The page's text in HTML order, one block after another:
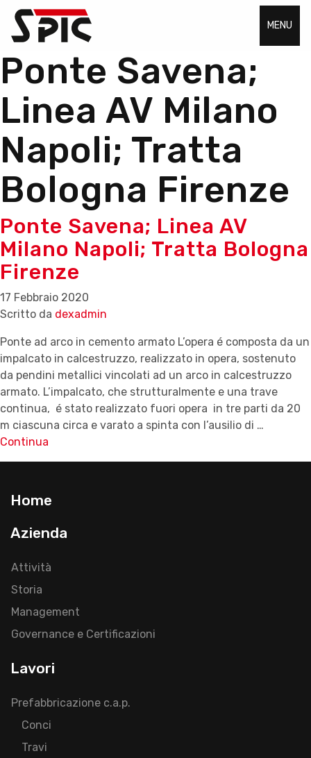
MENU
Ponte Savena;
Linea AV Milano
Napoli; Tratta
Bologna Firenze
Ponte Savena; Linea AV
Milano Napoli; Tratta Bologna
Firenze
17 Febbraio 2020
Scritto da dexadmin
Ponte ad arco in cemento armato L’opera é composta da un
impalcato in calcestruzzo, realizzato in opera, sostenuto
da pendini metallici vincolati ad un arco in calcestruzzo
armato. L’impalcato, che strutturalmente e una trave
continua, é stato realizzato fuori opera in tre parti da 20
m ciascuna circa e varato a spinta con l’ausilio di …
Continua
Home
Azienda
Attività
Storia
Management
Governance e Certificazioni
Lavori
Prefabbricazione c.a.p.
Conci
Travi